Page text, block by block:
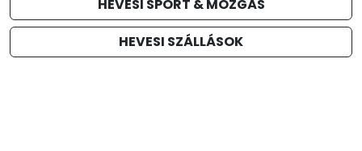
HEVESI SPORT & MOZGÁS
HEVESI SZÁLLÁSOK